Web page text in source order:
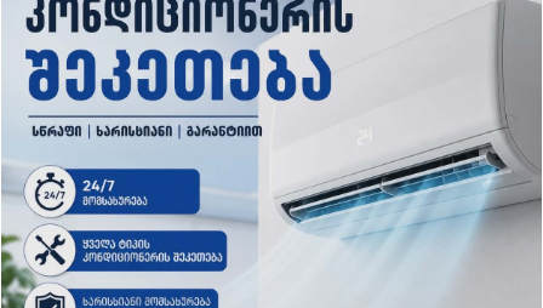
“ფოტოსურათი, რომელზეც ახლა
ვისაუბრებ, ნია იმნაძის ერთ-
ერთმა მეგობარმა
გამომიგზავნა…” – ეკა კუპატაძე
admin Aug 8, 2026